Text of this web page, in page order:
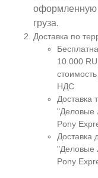
оформленную
груза.
Доставка по
10.000
НДС
Доставка
Pony
Доставка
Pony